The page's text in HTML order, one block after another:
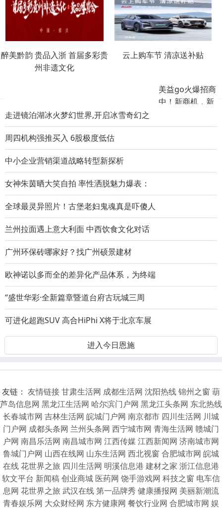
醉美黔韵 贵品入浙 首届多彩贵
州非遗文化
云上购车节 清凉送补贴
美益go火爆招商
中！新商机，新
模式！
品味折叠 探索未来 三星Galaxy Z Fold2 5
婴蓓佳：做好这4点，宝宝湿疹不复发!
可进化超跑SUV 高合HiPhi X将于北京车展
腾讯专属优化，属于ROG3腾讯定制版玩家的
毫秒之间，ROG3腾讯定制版让你体验人生巅
节奏超级慢的《乾润新瑞蚩尤康旅》，不妨
vivo S6三种配色抢先公布，彰显年轻时尚
如何让女性创始人一败涂地？
中国吃货最爱的下酒菜，在非洲“遭嫌弃”
走进镜泊湖冰火梦幻世界,开启冰雪奇幻之
周四机构强推买入 6股极度低估
中小企业营销渠道战略转型新探析
女神朱茵晒大笑自拍 率性洒脱魅力爆表：
全球最灵异照片！古堡老妇鬼魂真是吓傻人
兰州拉面遇上意大利面 中西饮食文化对话
广州环保砖哪家好？找广州硕景建材
欧神诺以多而全的差异化产品体系，为终端
“盛世华彩·全新篇章暨道台府古玩城三周
可进化超跑SUV 高合HiPhi X将于北京车展
进入今日恩施
友链： 友情链接甘肃生活网 成都生活网 沈阳热线锦州之窗 葫
芦岛信息网 黑龙江生活网 哈尔滨门户网 黑龙江头条网 东北热线
长春城市网 吉林生活网 皖城门户网 南京都市 四川生活网 川城
门户网 成都头条网 兰州头条网 西宁城市网 青海生活网 赣城门
户网 南昌乐活网 南昌城市网 江西传媒 江西新闻网 济南城市网
鲁城门户网 山西在线网 山东生活网 西北视窗 合肥城市网 皖城
在线花世界之旅 四川生活网 明溪信息港 建材之家 浙江信息港
软文平台 新闻稿创业商城 医药网 饶手游戏网 科技之窗 电车信
息网 花世界之旅 武汉在线第一品牌秀 健康播报网 美丽新潮流
青春娱乐网 大众财经网 东方健康网 餐饮行业网 合肥城市网 娱